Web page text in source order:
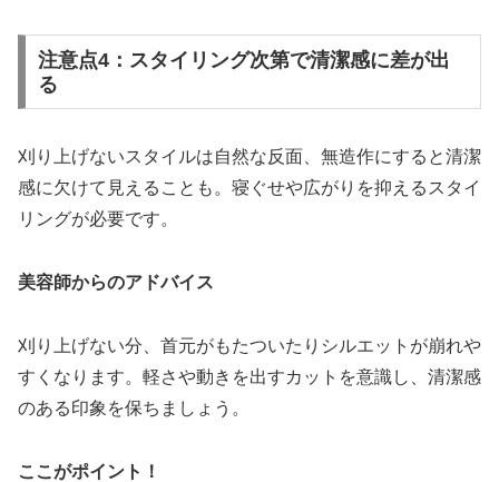
注意点4：スタイリング次第で清潔感に差が出
る
刈り上げないスタイルは自然な反面、無造作にすると清潔
感に欠けて見えることも。寝ぐせや広がりを抑えるスタイ
リングが必要です。
美容師からのアドバイス
刈り上げない分、首元がもたついたりシルエットが崩れや
すくなります。軽さや動きを出すカットを意識し、清潔感
のある印象を保ちましょう。
ここがポイント！